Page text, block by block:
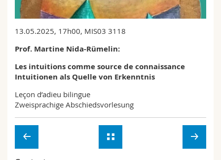
Sciences et médecine
Interfacultaire
Collaborateurs
Doctorants
Webmail
Programme des cours
13.05.2025, 17h00, MIS03 3118
Prof. Martine Nida-Rümelin:
Les intuitions comme source de connaissance
Intuitionen als Quelle von Erkenntnis
Leçon d’adieu bilingue
Zweisprachige Abschiedsvorlesung